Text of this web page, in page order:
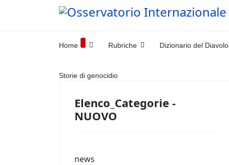
Home Rubriche Dizionario del Diavolo
Storie di genocidio
Elenco_Categorie -
NUOVO
news